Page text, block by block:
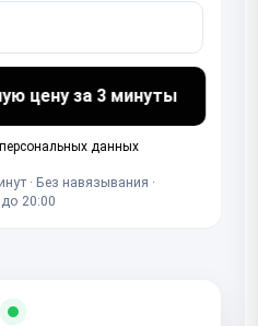
цену за 3 минуты
персональных данных
· Без навязывания ·
20:00